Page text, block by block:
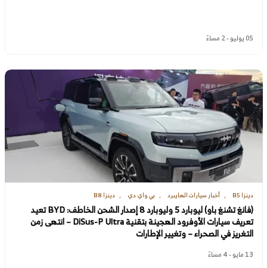
05 يوليو - 2 مساءً
دينزا B5 أخبار سيارات الهايبرد بي واي دي دينزا B8
(فانغ تشنغ باو) ليوبارد 5 وليوبارد 8 إصدار الشحن الخاطف: BYD تعيد
تعريف سيارات الأوفرود الهجينة بتقنية DiSus-P Ultra – انتهى زمن
التغريز في الصحراء – وتغيير الإطارات
13 مايو - 4 مساءً